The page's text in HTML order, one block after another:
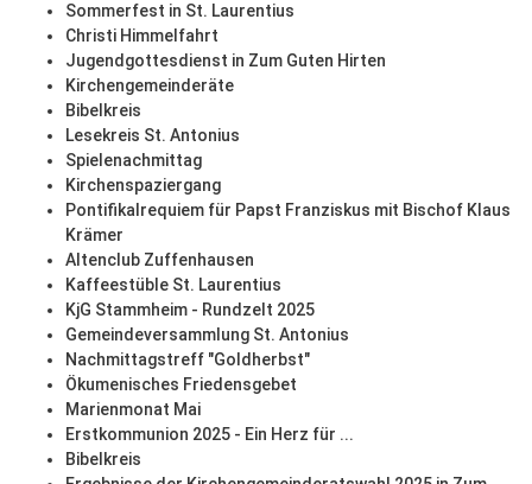
Sommerfest in St. Laurentius
Christi Himmelfahrt
Jugendgottesdienst in Zum Guten Hirten
Kirchengemeinderäte
Bibelkreis
Lesekreis St. Antonius
Spielenachmittag
Kirchenspaziergang
Pontifikalrequiem für Papst Franziskus mit Bischof Klaus
Krämer
Altenclub Zuffenhausen
Kaffeestüble St. Laurentius
KjG Stammheim - Rundzelt 2025
Gemeindeversammlung St. Antonius
Nachmittagstreff "Goldherbst"
Ökumenisches Friedensgebet
Marienmonat Mai
Erstkommunion 2025 - Ein Herz für ...
Bibelkreis